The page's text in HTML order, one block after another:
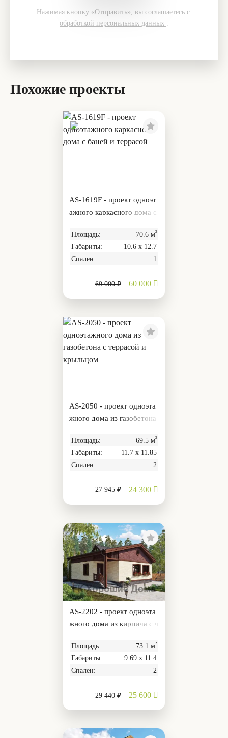
Нажимая кнопку «Отправить», вы соглашаетесь с
обработкой персональных данных
Похожие проекты
AS-1619F - проект одноэт
ажного каркасного дома с
Площадь: 70.6 м²
Габариты:
10.6 х 12.7
Спален:
1
69 000 ₽ 60 000
AS-2050 - проект одноэта
жного дома из газобетона
Площадь: 69.5 м²
Габариты:
11.7 х 11.85
Спален:
2
27 945 ₽ 24 300
AS-2202 - проект одноэта
жного дома из кирпича с ч
Площадь: 73.1 м²
Габариты:
9.69 х 11.4
Спален:
2
29 440 ₽ 25 600